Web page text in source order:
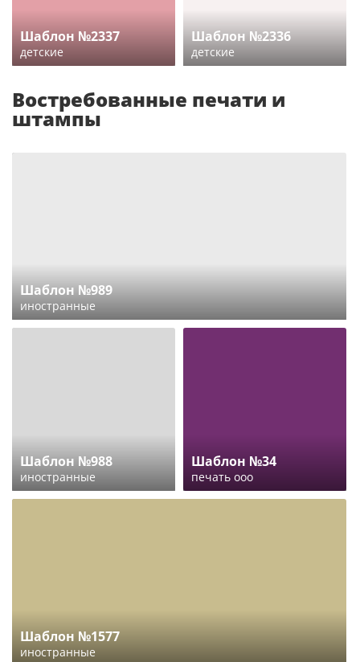
Шаблон №2337
детские
Шаблон №2336
детские
Востребованные печати и
штампы
Шаблон №989
иностранные
Шаблон №988
иностранные
Шаблон №34
печать ооо
Шаблон №1577
иностранные